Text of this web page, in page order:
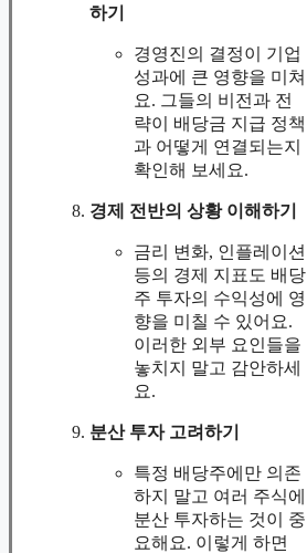
하기
경영진의 결정이 기업
성과에 큰 영향을 미쳐
요. 그들의 비전과 전
략이 배당금 지급 정책
과 어떻게 연결되는지
확인해 보세요.
경제 전반의 상황 이해하기
금리 변화, 인플레이션
등의 경제 지표도 배당
주 투자의 수익성에 영
향을 미칠 수 있어요.
이러한 외부 요인들을
놓치지 말고 감안하세
요.
분산 투자 고려하기
특정 배당주에만 의존
하지 말고 여러 주식에
분산 투자하는 것이 중
요해요. 이렇게 하면